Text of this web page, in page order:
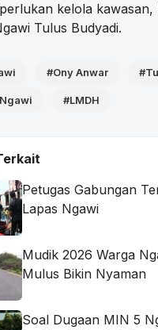
kelola
Tulus Budyadi.
#Ony Anwar
#LMDH
Petugas Gabungan
Lapas Ngawi
Mudik 2026 Warga
Mulus Bikin Nyaman
Soal Dugaan MIN 5